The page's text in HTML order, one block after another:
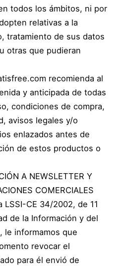
todos los ámbitos, ni por
relativas a la
tratamiento de sus datos
otras que pudieran
recomienda al
y anticipada de todas
condiciones de compra,
avisos legales y/o
enlazados antes de
de estos productos o
A NEWSLETTER Y
COMERCIALES
LSSI-CE 34/2002, de 11
de la Información y del
le informamos que
revocar el
para él envió de